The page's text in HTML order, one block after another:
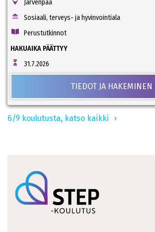
Järvenpää
Sosiaali, terveys- ja hyvinvointiala
Perustutkinnot
HAKUAIKA PÄÄTTYY
31.7.2026
TIEDOT JA HAKEMINEN
6/9 koulutusta, katso kaikki